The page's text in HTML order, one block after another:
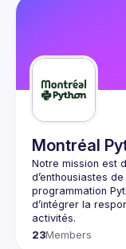
Montréal
Notre mission est
d’enthousiastes
programmation
d’intégrer la
23Members